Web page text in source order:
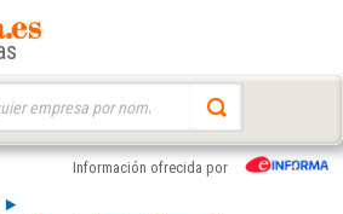
Información ofrecida por